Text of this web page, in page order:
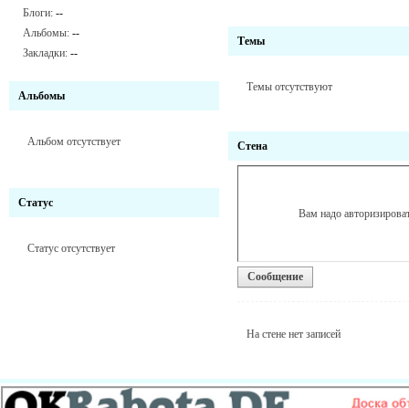
Блоги: --
Альбомы: --
Закладки: --
Альбомы
Альбом отсутствует
Статус
Статус отсутствует
Темы
Темы отсутствуют
Стена
Вам надо
Сообщение
На стене нет записей